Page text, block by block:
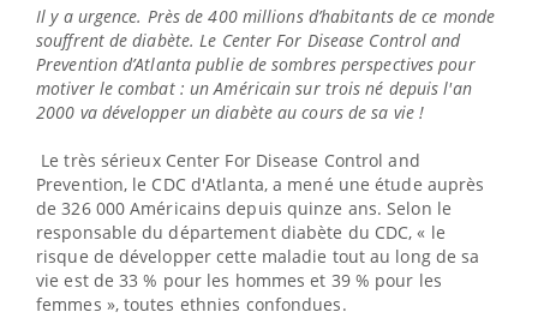
(Code d'erreur: 100013)
Il y a urgence. Près de 400 millions d’habitants de ce monde
souffrent de diabète. Le Center For Disease Control and
Prevention d’Atlanta publie de sombres perspectives pour
motiver le combat : un Américain sur trois né depuis l'an
2000 va développer un diabète au cours de sa vie !
Le très sérieux Center For Disease Control and
Prevention, le CDC d'Atlanta, a mené une étude auprès
de 326 000 Américains depuis quinze ans. Selon le
responsable du département diabète du CDC, « le
risque de développer cette maladie tout au long de sa
vie est de 33 % pour les hommes et 39 % pour les
femmes », toutes ethnies confondues.